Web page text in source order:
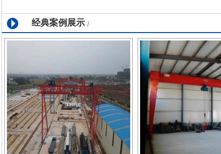
经典案例展示 /